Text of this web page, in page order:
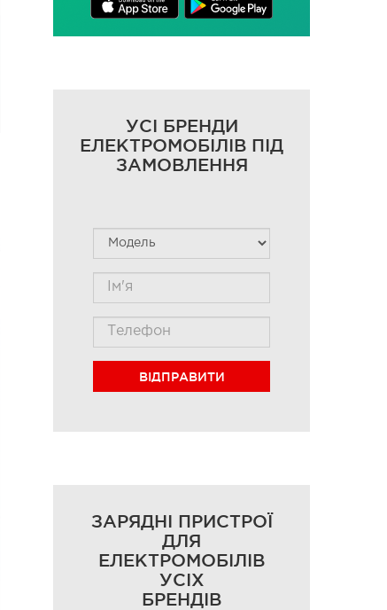
УСІ БРЕНДИ
ЕЛЕКТРОМОБІЛІВ ПІД
ЗАМОВЛЕННЯ
ВІДПРАВИТИ
ЗАРЯДНІ ПРИСТРОЇ
ДЛЯ
ЕЛЕКТРОМОБІЛІВ
УСІХ
БРЕНДІВ